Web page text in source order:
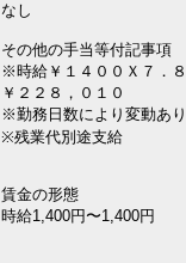
なし
その他の手当等付記事項
※時給￥１４００Ｘ７．
￥２２８，０１０
※勤務日数により変動あり
※残業代別途支給
賃金の形態
時給1,400円〜1,400円